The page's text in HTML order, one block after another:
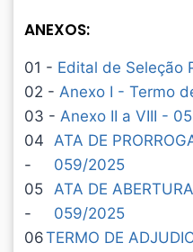
ANEXOS:
01 - Edital de Seleção
02 - Anexo I - Termo
03 - Anexo II a VIII -
04
-
ATA DE
059/2025
05
-
ATA DE
059/2025
06TERMO DE